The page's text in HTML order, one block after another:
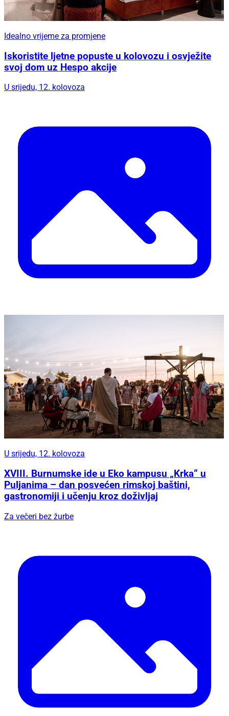
Idealno vrijeme za promjene
Iskoristite ljetne popuste u kolovozu i osvježite
svoj dom uz Hespo akcije
U srijedu, 12. kolovoza
U srijedu, 12. kolovoza
XVIII. Burnumske ide u Eko kampusu „Krka“ u
Puljanima – dan posvećen rimskoj baštini,
gastronomiji i učenju kroz doživljaj
Za večeri bez žurbe